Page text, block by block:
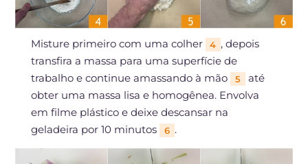
Misture primeiro com uma colher 4 , depois
transfira a massa para uma superfície de
trabalho e continue amassando à mão
5
até
obter uma massa lisa e homogênea. Envolva
em filme plástico e deixe descansar na
geladeira por 10 minutos
6 .